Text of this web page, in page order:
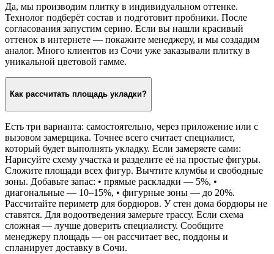
Да, мы производим плитку в индивидуальном оттенке.
Технолог подберёт состав и подготовит пробники. После
согласования запустим серию. Если вы нашли красивый
оттенок в интернете — покажите менеджеру, и мы создадим
аналог. Много клиентов из Сочи уже заказывали плитку в
уникальной цветовой гамме.
Как рассчитать площадь укладки?
Есть три варианта: самостоятельно, через приложение или с
вызовом замерщика. Точнее всего считает специалист,
который будет выполнять укладку. Если замеряете сами:
Нарисуйте схему участка и разделите её на простые фигуры.
Сложите площади всех фигур. Вычтите клумбы и свободные
зоны. Добавьте запас: • прямые раскладки — 5%, •
диагональные — 10–15%, • фигурные зоны — до 20%.
Рассчитайте периметр для бордюров. У стен дома бордюры не
ставятся. Для водоотведения замерьте трассу. Если схема
сложная — лучше доверить специалисту. Сообщите
менеджеру площадь — он рассчитает вес, поддоны и
спланирует доставку в Сочи.